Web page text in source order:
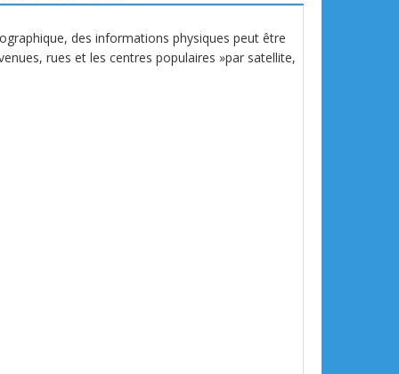
des informations physiques peut être
rues et les centres populaires »par satellite,